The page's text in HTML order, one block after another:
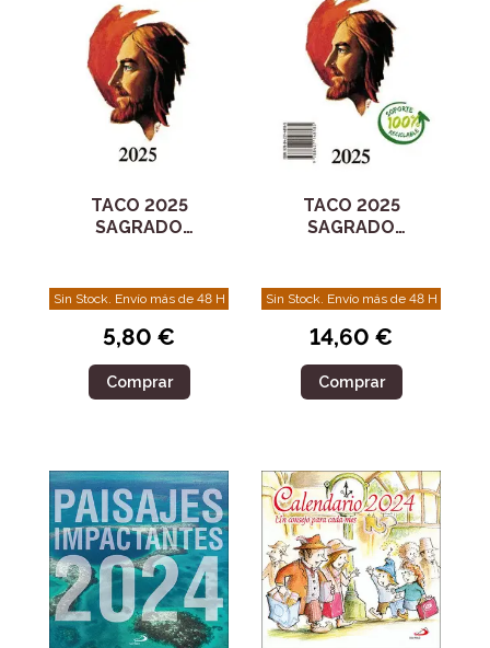
TACO 2025
SAGRADO
Sin Stock. Envío más de 48 H
5,80 €
Comprar
TACO 2025
SAGRADO
Sin Stock. Envío más de 48 H
14,60 €
Comprar